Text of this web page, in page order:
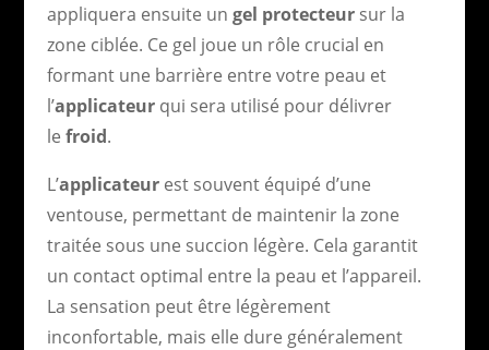
appliquera ensuite un gel protecteursur la
zone ciblée. Ce gel joue un rôle crucial en
formant une barrière entre votre peau et
l’applicateurqui sera utilisé pour délivrer
le froid.
L’applicateurest souvent équipé d’une
ventouse, permettant de maintenir la zone
traitée sous une succion légère. Cela garantit
un contact optimal entre la peau et l’appareil.
La sensation peut être légèrement
inconfortable, mais elle dure généralement